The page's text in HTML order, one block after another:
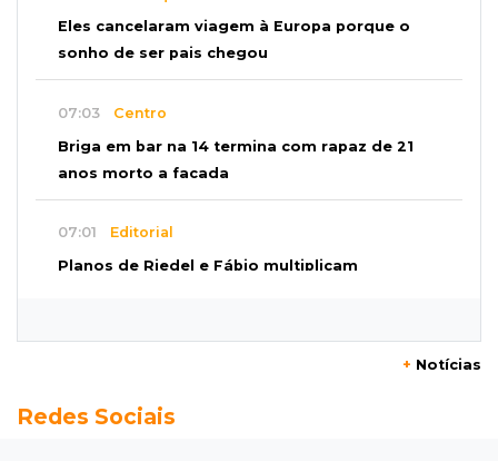
Eles cancelaram viagem à Europa porque o
sonho de ser pais chegou
07:03 Centro
Briga em bar na 14 termina com rapaz de 21
anos morto a facada
07:01 Editorial
Planos de Riedel e Fábio multiplicam
homenagem aos pais
+ Notícias
Redes Sociais